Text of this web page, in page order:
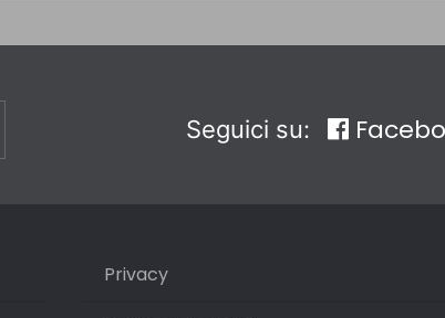
Seguici su:
Privacy